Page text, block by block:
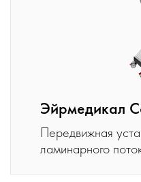
Эйрмедикал
Передвижная
ламинарного